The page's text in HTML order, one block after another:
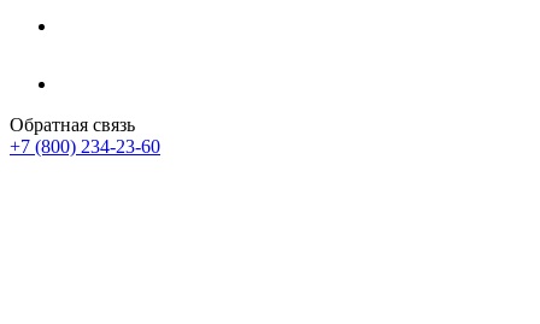
Обратная связь
+7 (800) 234-23-60